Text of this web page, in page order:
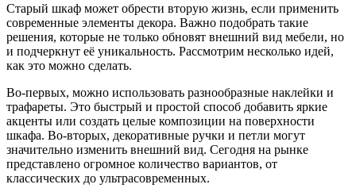
Старый шкаф может обрести вторую жизнь, если применить
современные элементы декора. Важно подобрать такие
решения, которые не только обновят внешний вид мебели, но
и подчеркнут её уникальность. Рассмотрим несколько идей,
как это можно сделать.
Во-первых, можно использовать разнообразные наклейки и
трафареты. Это быстрый и простой способ добавить яркие
акценты или создать целые композиции на поверхности
шкафа. Во-вторых, декоративные ручки и петли могут
значительно изменить внешний вид. Сегодня на рынке
представлено огромное количество вариантов, от
классических до ультрасовременных.